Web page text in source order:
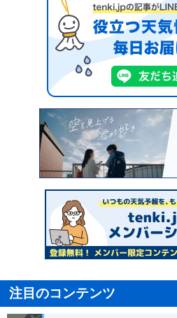
注目のコンテンツ